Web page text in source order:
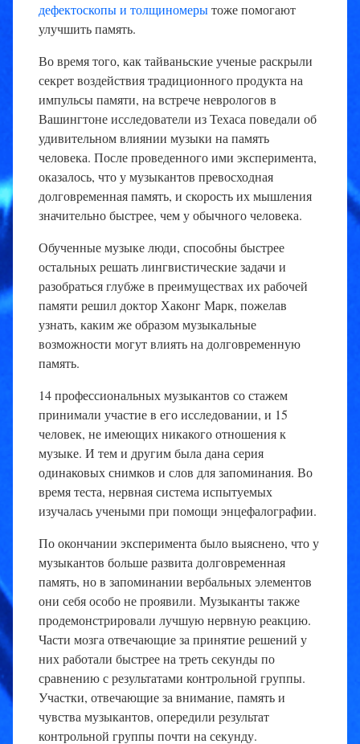
дефектоскопы и толщиномерытоже помогают
улучшить память.
Во время того, как тайваньские ученые раскрыли
секрет воздействия традиционного продукта на
импульсы памяти, на встрече неврологов в
Вашингтоне исследователи из Техаса поведали об
удивительном влиянии музыки на память
человека. После проведенного ими эксперимента,
оказалось, что у музыкантов превосходная
долговременная память, и скорость их мышления
значительно быстрее, чем у обычного человека.
Обученные музыке люди, способны быстрее
остальных решать лингвистические задачи и
разобраться глубже в преимуществах их рабочей
памяти решил доктор Хаконг Марк, пожелав
узнать, каким же образом музыкальные
возможности могут влиять на долговременную
память.
14 профессиональных музыкантов со стажем
принимали участие в его исследовании, и 15
человек, не имеющих никакого отношения к
музыке. И тем и другим была дана серия
одинаковых снимков и слов для запоминания. Во
время теста, нервная система испытуемых
изучалась учеными при помощи энцефалографии.
По окончании эксперимента было выяснено, что у
музыкантов больше развита долговременная
память, но в запоминании вербальных элементов
они себя особо не проявили. Музыканты также
продемонстрировали лучшую нервную реакцию.
Части мозга отвечающие за принятие решений у
них работали быстрее на треть секунды по
сравнению с результатами контрольной группы.
Участки, отвечающие за внимание, память и
чувства музыкантов, опередили результат
контрольной группы почти на секунду.